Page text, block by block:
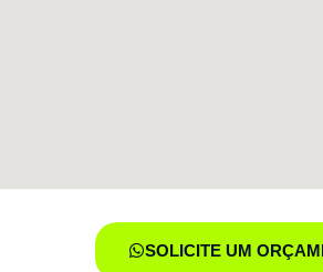
SOLICITE UM